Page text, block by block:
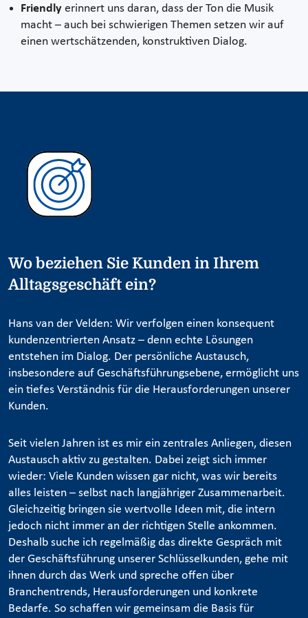
Friendly erinnert uns daran, dass der Ton die Musik
macht – auch bei schwierigen Themen setzen wir auf
einen wertschätzenden, konstruktiven Dialog.
Wo beziehen Sie Kunden in Ihrem
Alltagsgeschäft ein?
Hans van der Velden: Wir verfolgen einen konsequent
kundenzentrierten Ansatz – denn echte Lösungen
entstehen im Dialog. Der persönliche Austausch,
insbesondere auf Geschäftsführungsebene, ermöglicht uns
ein tiefes Verständnis für die Herausforderungen unserer
Kunden.
Seit vielen Jahren ist es mir ein zentrales Anliegen, diesen
Austausch aktiv zu gestalten. Dabei zeigt sich immer
wieder: Viele Kunden wissen gar nicht, was wir bereits
alles leisten – selbst nach langjähriger Zusammenarbeit.
Gleichzeitig bringen sie wertvolle Ideen mit, die intern
jedoch nicht immer an der richtigen Stelle ankommen.
Deshalb suche ich regelmäßig das direkte Gespräch mit
der Geschäftsführung unserer Schlüsselkunden, gehe mit
ihnen durch das Werk und spreche offen über
Branchentrends, Herausforderungen und konkrete
Bedarfe. So schaffen wir gemeinsam die Basis für